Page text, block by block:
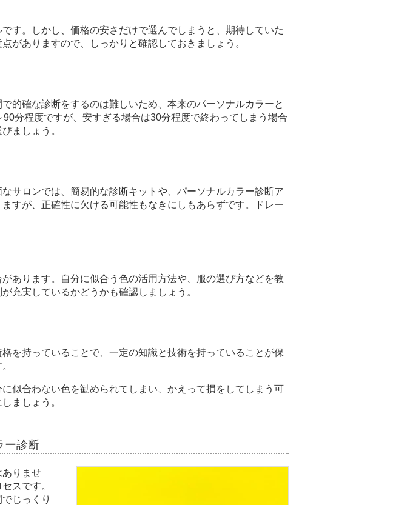
す。しかし、価格の安さだけで選んでしまうと、期待していた
がありますので、しっかりと確認しておきましょう。
的確な診断をするのは難しいため、本来のパーソナルカラーと
分程度ですが、安すぎる場合は30分程度で終わってしまう場合
ましょう。
サロンでは、簡易的な診断キットや、パーソナルカラー診断ア
すが、正確性に欠ける可能性もなきにしもあらずです。ドレー
あります。自分に似合う色の活用方法や、服の選び方などを教
充実しているかどうかも確認しましょう。
を持っていることで、一定の知識と技術を持っていることが保
似合わない色を勧められてしまい、かえって損をしてしまう可
ましょう。
ー診断
ありませ
スです。
じっくり